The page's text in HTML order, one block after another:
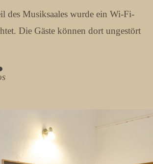
des Musiksaales wurde ein Wi-Fi-
Die Gäste können dort ungestört